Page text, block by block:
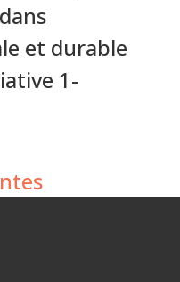
et durable
1-